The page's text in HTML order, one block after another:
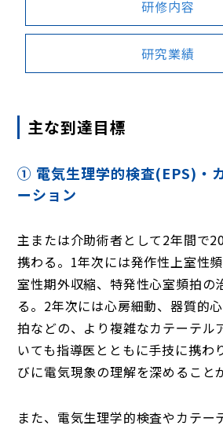
研修内容
研究業績
主な到達目標
① 電気生理学的検査(EPS)・
ーション
主または介助術者として2年間で
携わる。1年次には発作性上室性
室性期外収縮、特発性心室頻拍の
る。2年次には心房細動、器質的
拍などの、より複雑なカテーテル
いても指導医とともに手技に携わ
びに電気現象の理解を深めること
また、電気生理学的検査やカテー